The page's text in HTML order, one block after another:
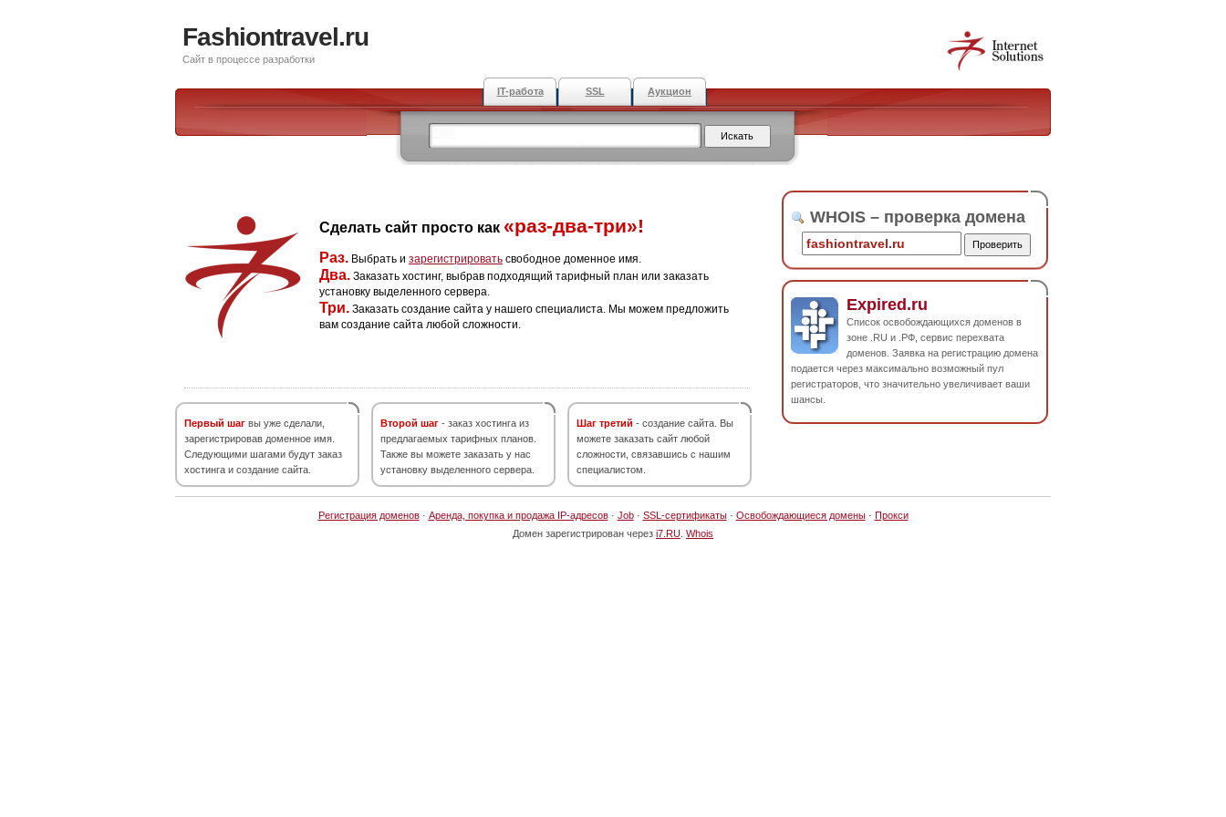
Fashiontravel.ru
Сайт в процессе разработки
IT-работа SSL Аукцион
Сделать сайт просто как «раз-два-три»!
Раз. Выбрать и зарегистрировать свободное доменное имя.
Два. Заказать хостинг, выбрав подходящий тарифный план или заказать
установку выделенного сервера.
Три. Заказать создание сайта у нашего специалиста. Мы можем предложить
вам создание сайта любой сложности.
Первый шаг вы уже сделали,
зарегистрировав доменное имя.
Следующими шагами будут заказ
хостинга и создание сайта.
Второй шаг - заказ хостинга из
предлагаемых тарифных планов.
Также вы можете заказать у нас
установку выделенного сервера.
Шаг третий - создание сайта. Вы
можете заказать сайт любой
сложности, связавшись с нашим
специалистом.
WHOIS – проверка домена
Expired.ru
Список освобождающихся доменов в
зоне .RU и .РФ, сервис перехвата
доменов. Заявка на регистрацию домена
подается через максимально возможный пул
регистраторов, что значительно увеличивает ваши
шансы.
Регистрация доменов· Аренда, покупка и продажа IP-адресов· Job· SSL-сертификаты· Освобождающиеся домены· Прокси
Домен зарегистрирован через i7.RU Whois